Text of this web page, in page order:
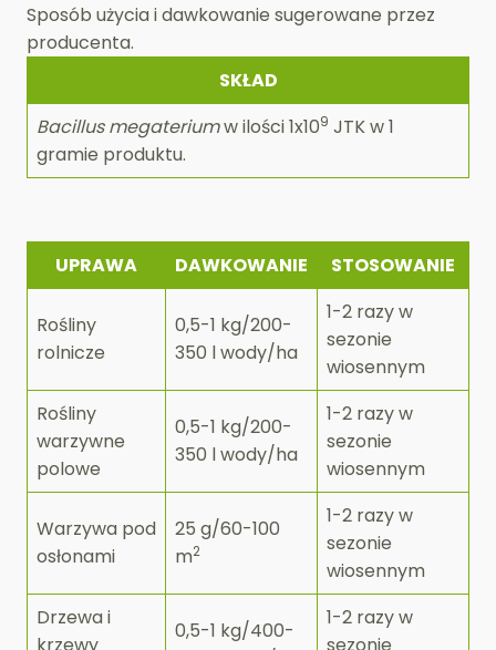
Sposób użycia i dawkowanie sugerowane przez
producenta.
SKŁAD
Bacillus megateriumw ilości 1x109 JTK w 1
gramie produktu.
UPRAWA DAWKOWANIE STOSOWANIE
Rośliny
rolnicze
0,5-1 kg/200-
350 l wody/ha
1-2 razy w
sezonie
wiosennym
Rośliny
warzywne
polowe
0,5-1 kg/200-
350 l wody/ha
1-2 razy w
sezonie
wiosennym
Warzywa pod
osłonami
25 g/60-100
m2
1-2 razy w
sezonie
wiosennym
Drzewa i
0,5-1 kg/400-
1-2 razy w